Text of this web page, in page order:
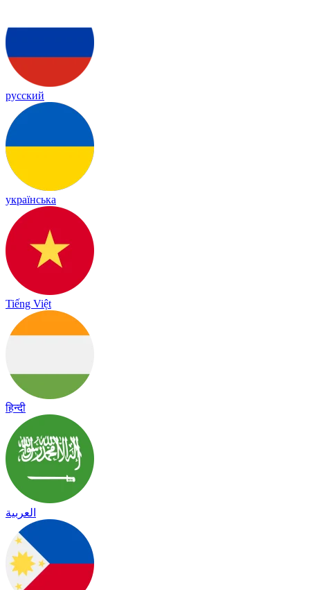
русский
українська
Tiếng Việt
हिन्दी
العربية